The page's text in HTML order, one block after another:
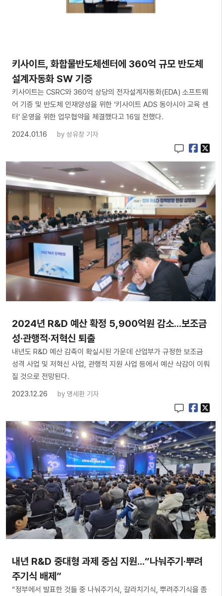
키사이트, 화합물반도체센터에 360억 규모 반도체
설계자동화 SW 기증
키사이트는 CSRC와 360억 상당의 전자설계자동화(EDA) 소프트웨
어 기증 및 반도체 인재양성을 위한 ‘키사이트 ADS 동아시아 교육 센
터’ 운영을 위한 업무협약을 체결했다고 16일 전했다.
2024.01.16
by 성유창 기자
​2024년 R&D 예산 확정 5,900억원 감소...보조금
성·관행적·저혁신 퇴출
내년도 R&D 예산 감축이 확실시된 가운데 산업부가 규정한 보조금
성격 사업 및 저혁신 사업, 관행적 지원 사업 등에서 예산 삭감이 이뤄
질 것으로 전망된다.
2023.12.26
by 명세환 기자
내년 R&D 중대형 과제 중심 지원...“나눠주기·뿌려
주기식 배제”
“정부에서 발표한 것들 중 나눠주기식, 갈라치기식, 뿌려주기식을 좀